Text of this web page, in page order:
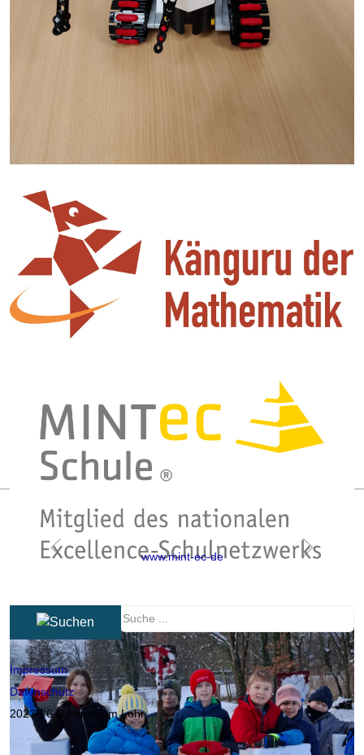
www.mint-ec-de
Impressum
Datenschutz
2023-26 Gymnasium Lohr